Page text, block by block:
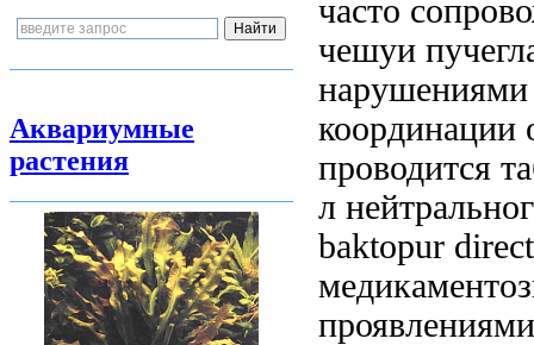
Аквариумные
растения
часто
чешуи
нарушениями
координации
проводится
л
baktopur